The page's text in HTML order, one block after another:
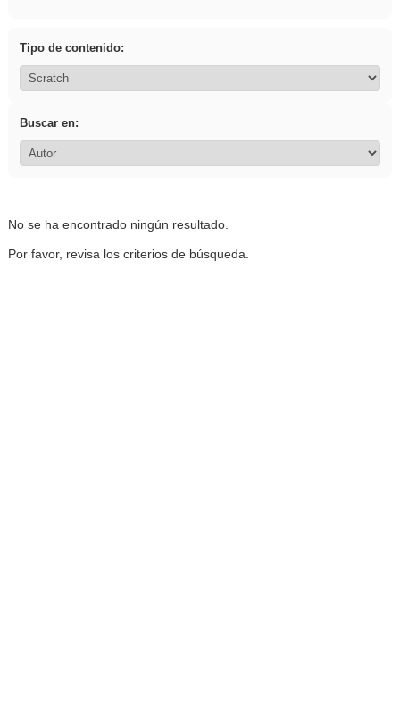
Tipo de contenido:
Buscar en:
No se ha encontrado ningún resultado.
Por favor, revisa los criterios de búsqueda.